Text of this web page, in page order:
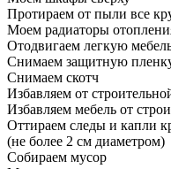
Протираем от пыли все
Моем радиаторы
Отодвигаем легкую
Снимаем защитную
Снимаем скотч
Избавляем от
Избавляем мебель от
Оттираем следы и капли
(не более 2 см диаметром)
Собираем мусор